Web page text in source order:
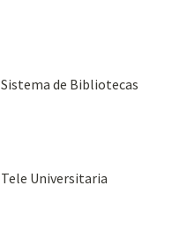
Sistema de Bibliotecas
Tele Universitaria